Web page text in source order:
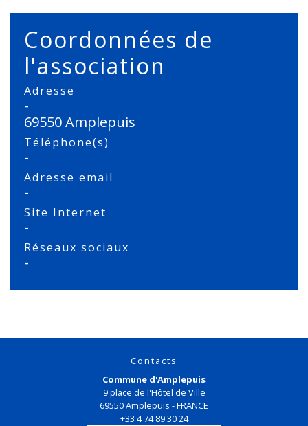
Coordonnées de
l'association
Adresse
-
69550 Amplepuis
Téléphone(s)
-
Adresse email
-
Site Internet
-
Réseaux sociaux
-
Contacts
Commune d'Amplepuis
9 place de l'Hôtel de Ville
69550 Amplepuis - FRANCE
+33 4 74 89 30 24